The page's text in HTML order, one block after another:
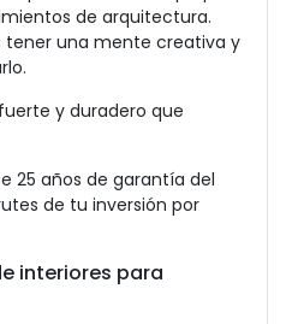
de arquitectura.
tener una mente creativa y
y duradero que
25 años de garantía del
de tu inversión por
interiores para